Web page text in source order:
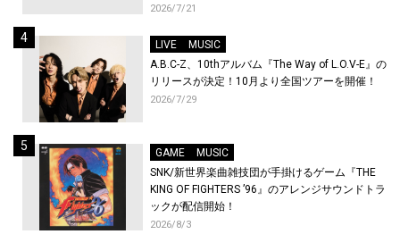
トが到着！9月に東京・大阪で先行上映会を開
2026/7/21
LIVE
MUSIC
A.B.C-Z、10thアルバム『The Way of L.O.V-E』の
リリースが決定！10月より全国ツアーを開催！
2026/7/29
GAME
MUSIC
SNK/新世界楽曲雑技団が手掛けるゲーム『THE
KING OF FIGHTERS ’96』のアレンジサウンドトラ
ックが配信開始！
2026/8/3